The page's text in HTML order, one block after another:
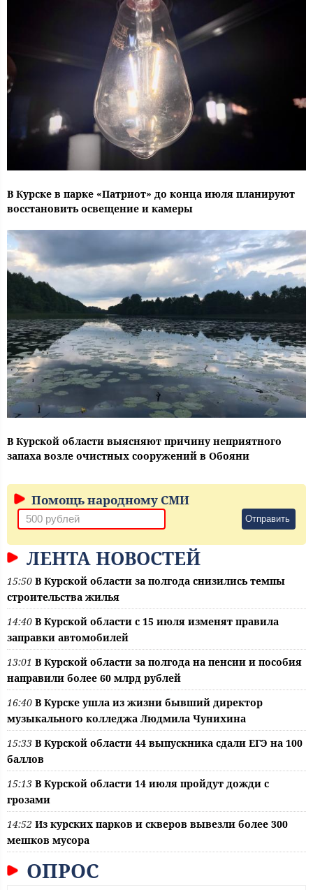
В Курске в парке «Патриот» до конца июля планируют
восстановить освещение и камеры
В Курской области выясняют причину неприятного
запаха возле очистных сооружений в Обояни
Помощь народному СМИ
Отправить
ЛЕНТА НОВОСТЕЙ
15:50 В Курской области за полгода снизились темпы
строительства жилья
14:40 В Курской области с 15 июля изменят правила
заправки автомобилей
13:01 В Курской области за полгода на пенсии и пособия
направили более 60 млрд рублей
16:40 В Курске ушла из жизни бывший директор
музыкального колледжа Людмила Чунихина
15:33 В Курской области 44 выпускника сдали ЕГЭ на 100
баллов
15:13 В Курской области 14 июля пройдут дожди с
грозами
14:52 Из курских парков и скверов вывезли более 300
мешков мусора
ОПРОС